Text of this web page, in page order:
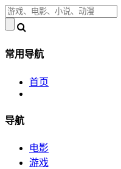
常用导航
首页
导航
电影
游戏